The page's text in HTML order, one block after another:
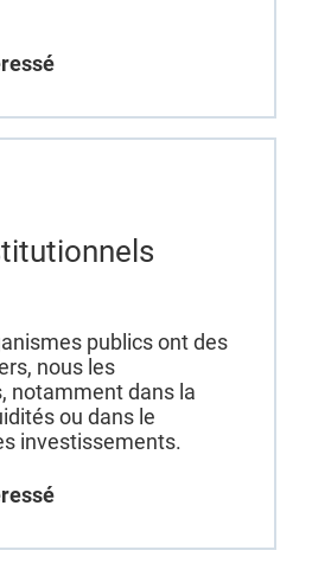
publics ont des
nous les
notamment dans la
ou dans le
investissements.